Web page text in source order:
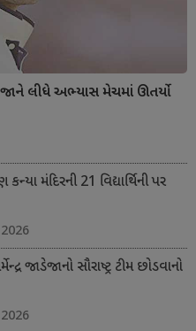
લીધે અભ્યાસ મેચમાં ઊતર્યો
મંદિરની 21 વિદ્યાર્થિની પર
જાડેજાનો સૌરાષ્ટ્ર ટીમ છોડવાનો